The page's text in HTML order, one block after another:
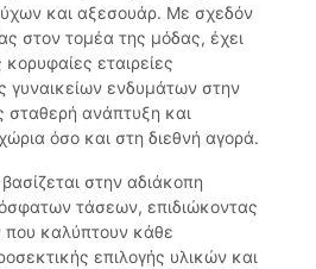
και αξεσουάρ. Με σχεδόν
στον τομέα της μόδας, έχει
κορυφαίες εταιρείες
γυναικείων ενδυμάτων στην
ανάπτυξη και
όσο και στη διεθνή αγορά.
στην αδιάκοπη
τάσεων, επιδιώκοντας
που καλύπτουν κάθε
επιλογής υλικών και